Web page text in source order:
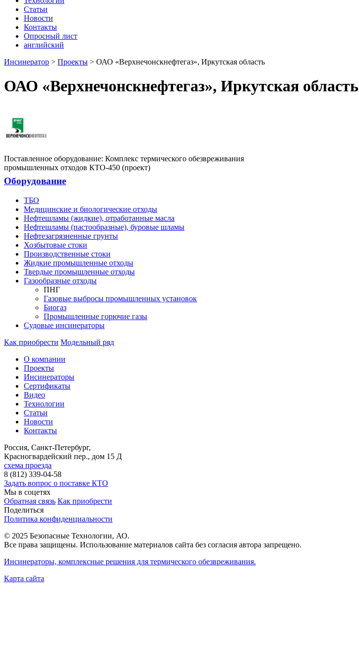
Статьи
Новости
Контакты
Опросный лист
английский
Инсинератор > Проекты > ОАО «Верхнечонскнефтегаз», Иркутская область
ОАО «Верхнечонскнефтегаз», Иркутская область
Поставленное оборудование: Комплекс термического обезвреживания
промышленных отходов КТО-450 (проект)
Оборудование
ТБО
Медицинские и биологические отходы
Нефтешламы (жидкие), отработанные масла
Нефтешламы (пастообразные), буровые шламы
Нефтезагрязненные грунты
Хозбытовые стоки
Производственные стоки
Жидкие промышленные отходы
Твердые промышленные отходы
Газообразные отходы
ПНГ
Газовые выбросы промышленных установок
Биогаз
Промышленные горючие газы
Судовые инсинераторы
Как приобрести Модельный ряд
О компании
Проекты
Инсинераторы
Сертификаты
Видео
Технологии
Статьи
Новости
Контакты
Россия, Санкт-Петербург,
Красногвардейский пер., дом 15 Д
схема проезда
8 (812) 339-04-58
Задать вопрос о поставке КТО
Мы в соцетях
Обратная связь Как приобрести
Поделиться
Политика конфиденциальности
© 2025 Безопасные Технологии, АО.
Все права защищены. Использование материалов сайта без согласия автора запрещено.
Инсинераторы, комплексные решения для термического обезвреживания.
Карта сайта